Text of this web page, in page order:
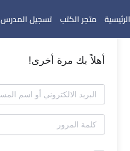
الرئيسية متجر الكتب تسجيل المدرس
أهلاً بك مرة أخرى!